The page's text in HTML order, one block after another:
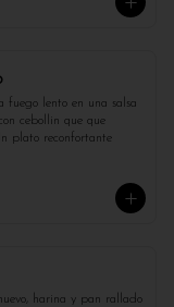
fuego lento en una salsa
cebollin que que
plato reconfortante
harina y pan rallado